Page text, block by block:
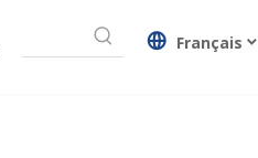
Français